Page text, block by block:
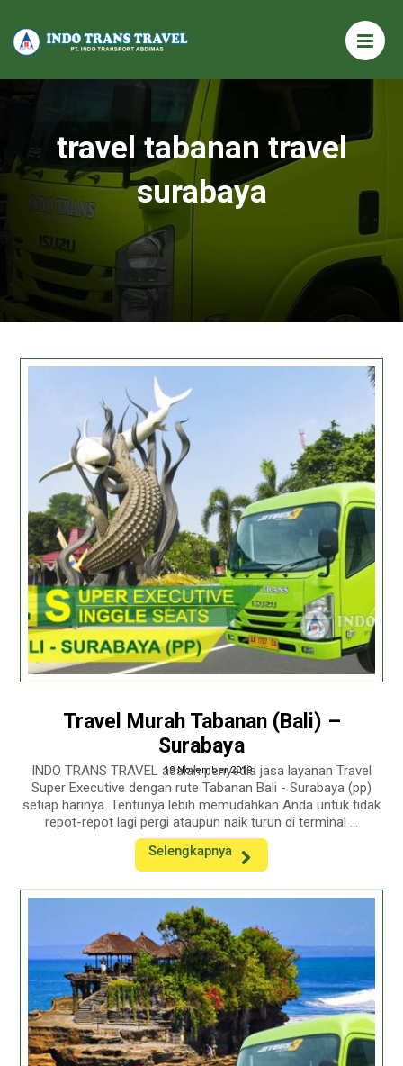
travel tabanan travel
surabaya
Travel Murah Tabanan (Bali) –
Surabaya
19 November 2019
INDO TRANS TRAVEL adalah penyedia jasa layanan Travel
Super Executive dengan rute Tabanan Bali - Surabaya (pp)
setiap harinya. Tentunya lebih memudahkan Anda untuk tidak
repot-repot lagi pergi ataupun naik turun di terminal ...
Selengkapnya